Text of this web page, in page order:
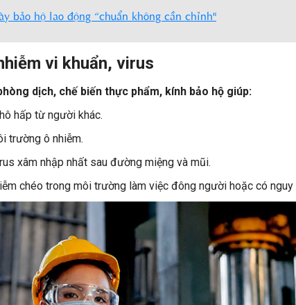
bảo hộ lao động “chuẩn không cần chỉnh"
vi khuẩn, virus
dịch, chế biến thực phẩm, kính bảo hộ giúp:
hấp từ người khác.
trường ô nhiễm.
xâm nhập nhất sau đường miệng và mũi.
chéo trong môi trường làm việc đông người hoặc có nguy